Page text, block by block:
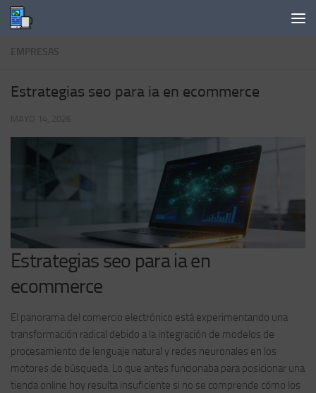
Saltar al contenido
EMPRESAS
Estrategias seo para ia en ecommerce
MAYO 14, 2026
Estrategias seo para ia en
ecommerce
El panorama del comercio electrónico está experimentando una
transformación radical debido a la integración de modelos de
procesamiento de lenguaje natural y redes neuronales en los
motores de búsqueda. Lo que antes funcionaba para posicionar una
tienda online hoy resulta insuficiente si no se comprende cómo los